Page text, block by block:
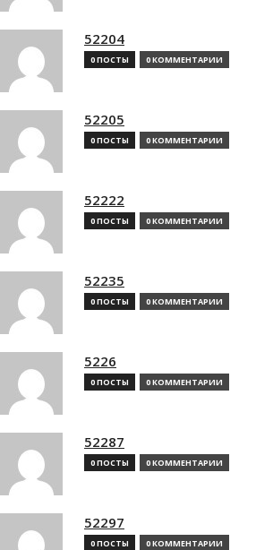
52204
0 ПОСТЫ 0 КОММЕНТАРИИ
52205
0 ПОСТЫ 0 КОММЕНТАРИИ
52222
0 ПОСТЫ 0 КОММЕНТАРИИ
52235
0 ПОСТЫ 0 КОММЕНТАРИИ
5226
0 ПОСТЫ 0 КОММЕНТАРИИ
52287
0 ПОСТЫ 0 КОММЕНТАРИИ
52297
0 ПОСТЫ 0 КОММЕНТАРИИ